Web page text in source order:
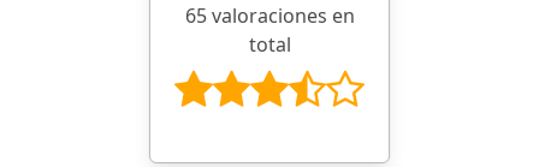
65 valoraciones en
total